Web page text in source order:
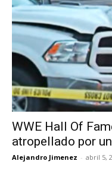
WWE Hall Of
atropellado por
Alejandro Jimenez - abril 5,